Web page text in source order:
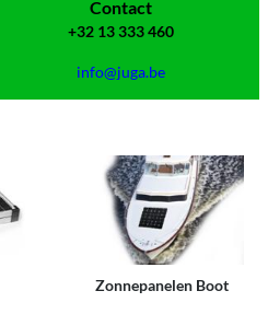
Contact
+32 13 333 460
info@juga.be
Zonnepanelen Boot